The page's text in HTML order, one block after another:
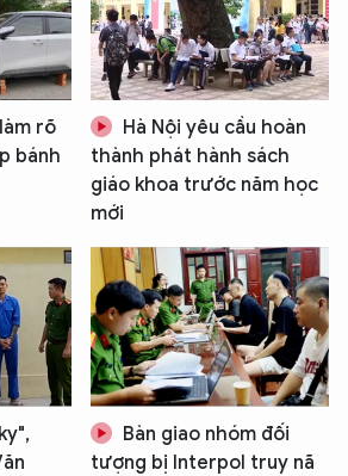
rõ
bánh
Hà Nội yêu cầu hoàn
thành phát hành sách
giáo khoa trước năm học
mới
Bàn giao nhóm đối
tượng bị Interpol truy nã
bất kỳ điều gì bạn cần biết về
Đô nhé. Tôi sẵn sàng hỗ trợ!